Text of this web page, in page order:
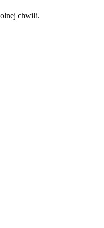
chwili.